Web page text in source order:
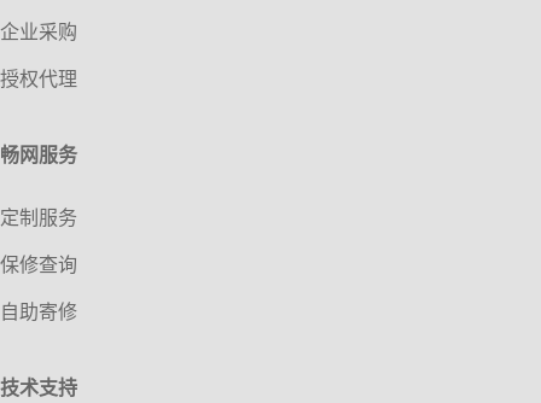
企业采购
授权代理
畅网服务
定制服务
保修查询
自助寄修
技术支持